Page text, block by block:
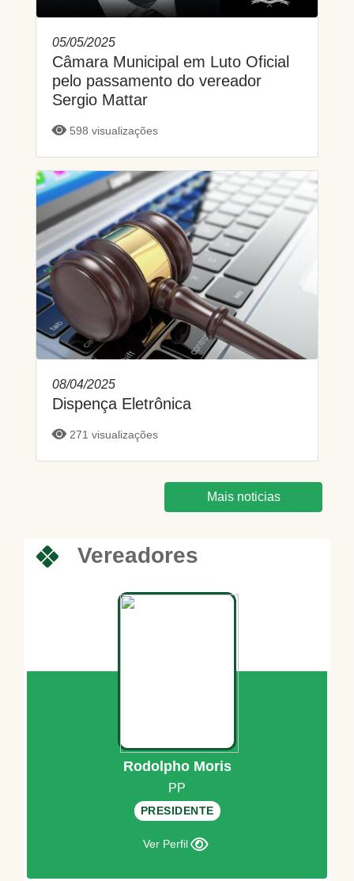
05/05/2025
Câmara Municipal em Luto Oficial
pelo passamento do vereador
Sergio Mattar
598 visualizações
08/04/2025
Dispença Eletrônica
271 visualizações
Mais noticias
Vereadores
Rodolpho Moris
PP
PRESIDENTE
Ver Perfil